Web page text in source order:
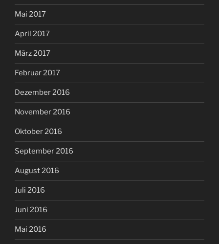
Mai 2017
April 2017
März 2017
Februar 2017
Dezember 2016
November 2016
Oktober 2016
September 2016
August 2016
Juli 2016
Juni 2016
Mai 2016